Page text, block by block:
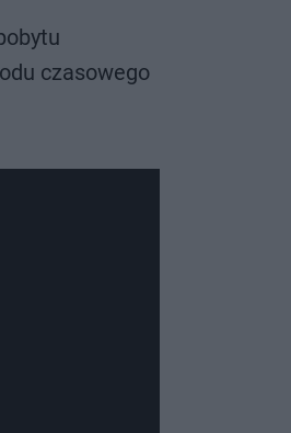
czasowego